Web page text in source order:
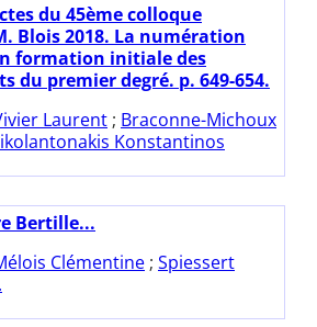
du 45ème colloque
Blois 2018. La numération
formation initiale des
du premier degré. p. 649-654.
Laurent ; Braconne-Michoux
Konstantinos
Bertille...
Clémentine ; Spiessert